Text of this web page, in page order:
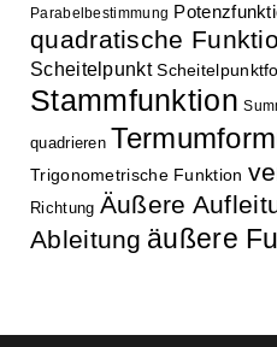
Parabelbestimmung
quadratische
Scheitelpunkt
Stammfunktion
quadrieren
Trigonometrische Funktion
Richtung Äußere
Ableitung äußere